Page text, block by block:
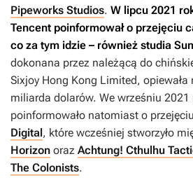
Pipeworks Studios. W lipcu 2021
Tencent poinformował o przejęciu
co za tym idzie – również studia
dokonana przez należącą do
Sixjoy Hong Kong Limited, opiewała
miliarda dolarów. We wrześniu 2021
poinformowało natomiast o
Digital, które wcześniej stworzyło
Horizon oraz Achtung! Cthulhu
The Colonists.